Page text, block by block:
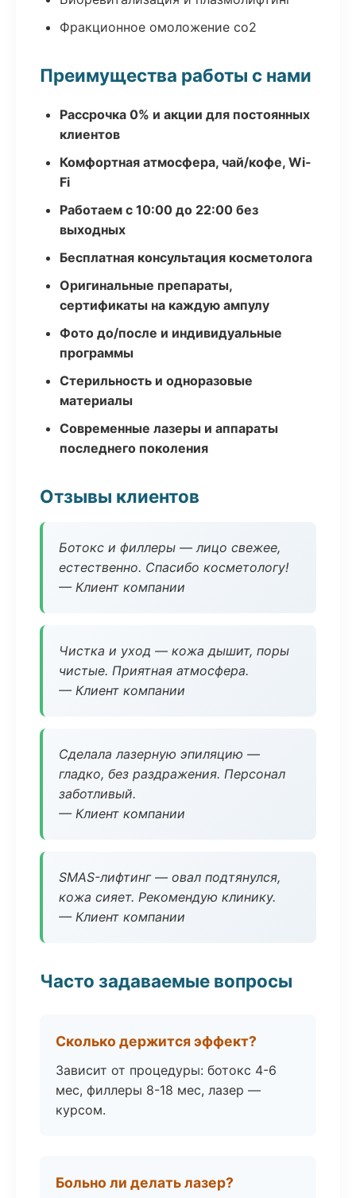
Фракционное омоложение co2
Преимущества работы с нами
Рассрочка 0% и акции для постоянных
клиентов
Комфортная атмосфера, чай/кофе, Wi-
Fi
Работаем с 10:00 до 22:00 без
выходных
Бесплатная консультация косметолога
Оригинальные препараты,
сертификаты на каждую ампулу
Фото до/после и индивидуальные
программы
Стерильность и одноразовые
материалы
Современные лазеры и аппараты
последнего поколения
Отзывы клиентов
Ботокс и филлеры — лицо свежее,
естественно. Спасибо косметологу!
— Клиент компании
Чистка и уход — кожа дышит, поры
чистые. Приятная атмосфера.
— Клиент компании
Сделала лазерную эпиляцию —
гладко, без раздражения. Персонал
заботливый.
— Клиент компании
SMAS-лифтинг — овал подтянулся,
кожа сияет. Рекомендую клинику.
— Клиент компании
Часто задаваемые вопросы
Сколько держится эффект?
Зависит от процедуры: ботокс 4-6
мес, филлеры 8-18 мес, лазер —
курсом.
Больно ли делать лазер?